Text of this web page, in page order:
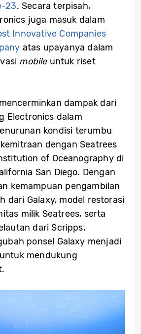
23. Secara terpisah,
juga masuk dalam
Innovative Companies
atas upayanya dalam
mobileuntuk riset
dampak dari
Electronics dalam
kondisi terumbu
dengan Seatrees
of Oceanography di
San Diego. Dengan
kemampuan pengambilan
dari Galaxy, model restorasi
milik Seatrees, serta
dari Scripps,
ponsel Galaxy menjadi
mendukung